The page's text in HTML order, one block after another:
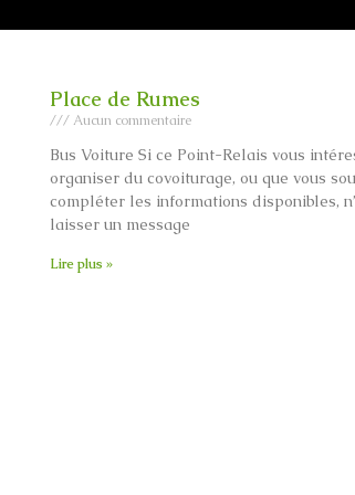
Place de Rumes
Aucun commentaire
Bus Voiture Si ce Point-Relais vous
organiser du covoiturage, ou que vous
compléter les informations disponibles,
laisser un message
Lire plus »